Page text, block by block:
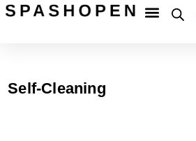
Hoppa
till
Betala
Fri
frakt
till
Self-Cleaning